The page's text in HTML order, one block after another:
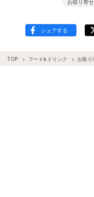
お取り寄せ
TOP フード&ドリンク お取り